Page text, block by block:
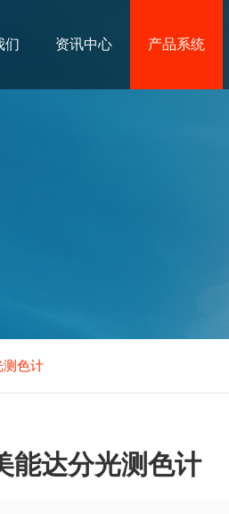
们 资讯中心 产品系统
测色计
能达分光测色计